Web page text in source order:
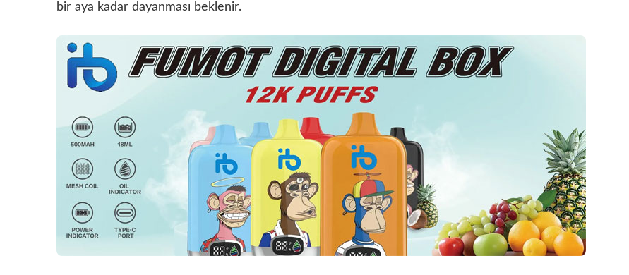
bir aya kadar dayanması beklenir.